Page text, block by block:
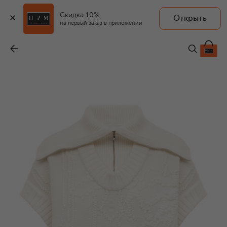
Скидка 10%
на первый заказ в приложении
Открыть
70 700 ₽